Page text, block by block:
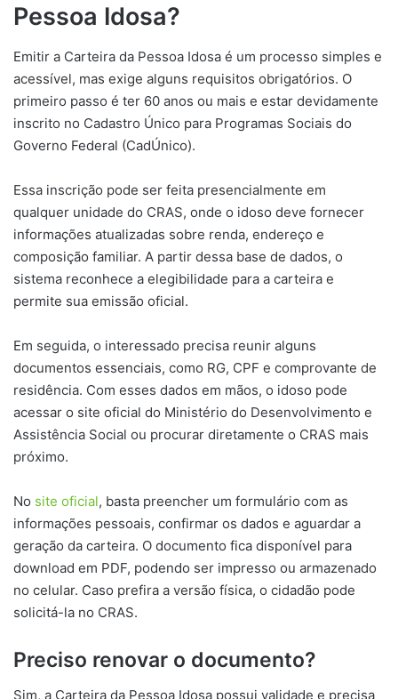
Pessoa Idosa?
Emitir a Carteira da Pessoa Idosa é um processo simples e
acessível, mas exige alguns requisitos obrigatórios. O
primeiro passo é ter 60 anos ou mais e estar devidamente
inscrito no Cadastro Único para Programas Sociais do
Governo Federal (CadÚnico).
Essa inscrição pode ser feita presencialmente em
qualquer unidade do CRAS, onde o idoso deve fornecer
informações atualizadas sobre renda, endereço e
composição familiar. A partir dessa base de dados, o
sistema reconhece a elegibilidade para a carteira e
permite sua emissão oficial.
Em seguida, o interessado precisa reunir alguns
documentos essenciais, como RG, CPF e comprovante de
residência. Com esses dados em mãos, o idoso pode
acessar o site oficial do Ministério do Desenvolvimento e
Assistência Social ou procurar diretamente o CRAS mais
próximo.
No site oficial, basta preencher um formulário com as
informações pessoais, confirmar os dados e aguardar a
geração da carteira. O documento fica disponível para
download em PDF, podendo ser impresso ou armazenado
no celular. Caso prefira a versão física, o cidadão pode
solicitá-la no CRAS.
Preciso renovar o documento?
Sim, a Carteira da Pessoa Idosa possui validade e precisa